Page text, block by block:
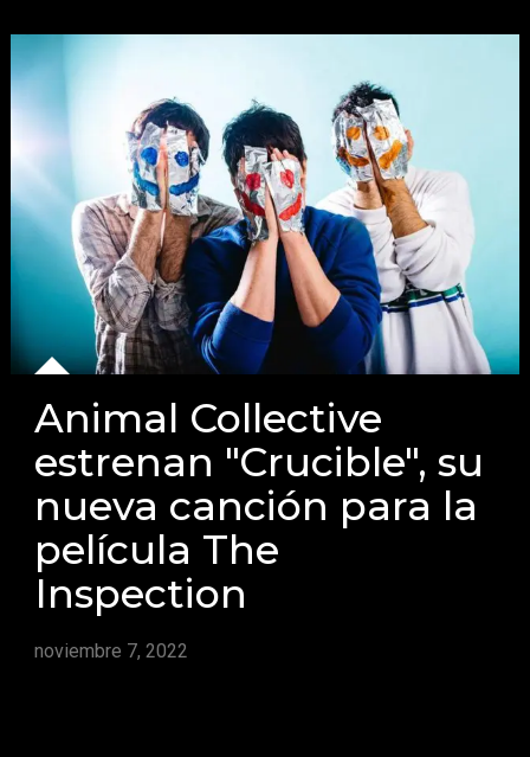
Animal Collective
estrenan "Crucible", su
nueva canción para la
película The
Inspection
noviembre 7, 2022